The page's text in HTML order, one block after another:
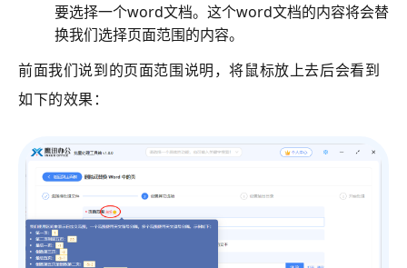
要选择一个word文档。这个word文档的内容将会替
换我们选择页面范围的内容。
前面我们说到的页面范围说明，将鼠标放上去后会看到
如下的效果：